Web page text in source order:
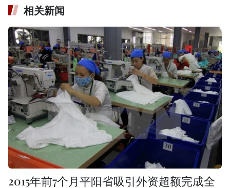
相关新闻
2015年前7个月平阳省吸引外资超额完成全